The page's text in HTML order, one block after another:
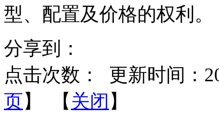
型、配置及价格的权利
分享到：
点击次数：
更新时间：
页】 【 关闭 】